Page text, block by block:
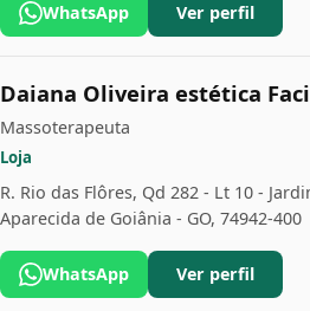
WhatsApp Ver perfil
Daiana Oliveira estética
Massoterapeuta
Loja
R. Rio das Flôres, Qd 282 - Lt 10 -
Aparecida de Goiânia - GO, 74942-400
WhatsApp Ver perfil